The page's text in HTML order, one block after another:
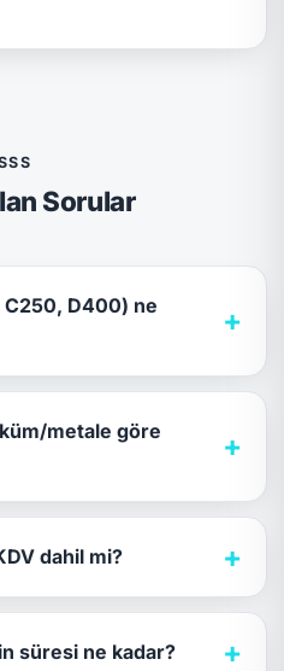
Sorular
C250, D400) ne
+
metale göre
+
dahil mi? +
süresi ne kadar? +